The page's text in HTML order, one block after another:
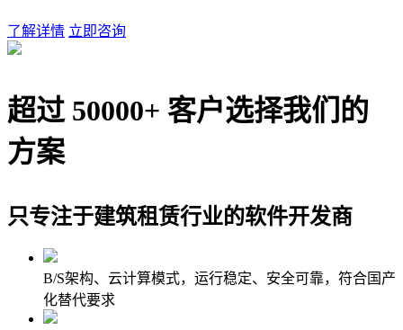
了解详情 立即咨询
超过 50000+ 客户选择我们的
方案
只专注于建筑租赁行业的软件开发商
B/S架构、云计算模式，运行稳定、安全可靠，符合国产
化替代要求